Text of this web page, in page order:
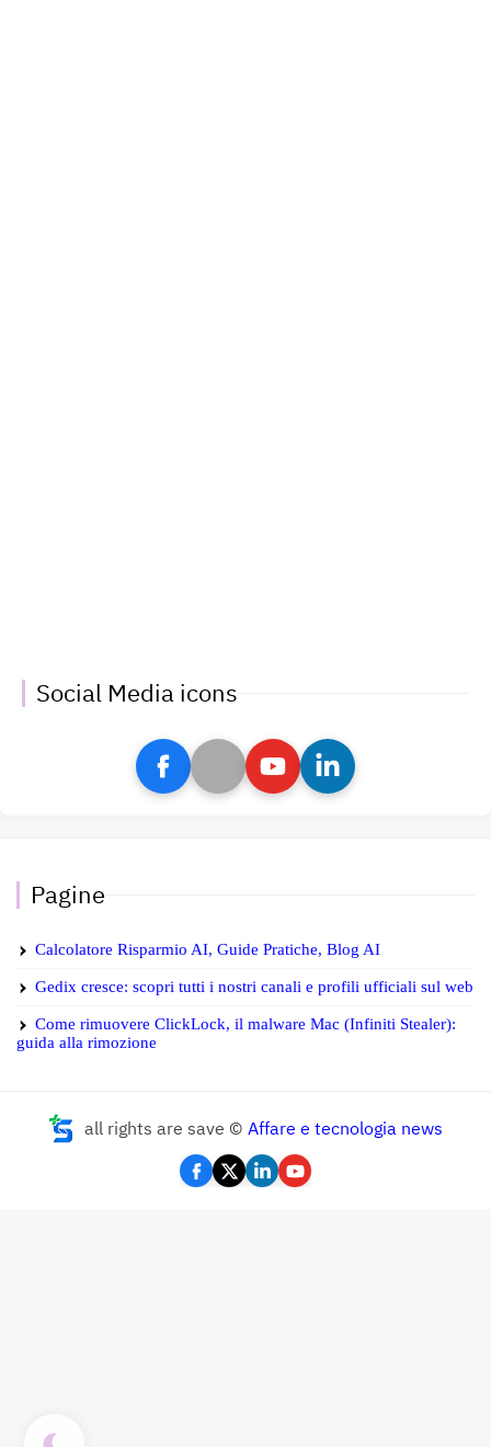
Social Media icons
Pagine
Calcolatore Risparmio AI, Guide Pratiche, Blog AI
Gedix cresce: scopri tutti i nostri canali e profili ufficiali sul web
Come rimuovere ClickLock, il malware Mac (Infiniti Stealer):
guida alla rimozione
all rights are save © Affare e tecnologia news